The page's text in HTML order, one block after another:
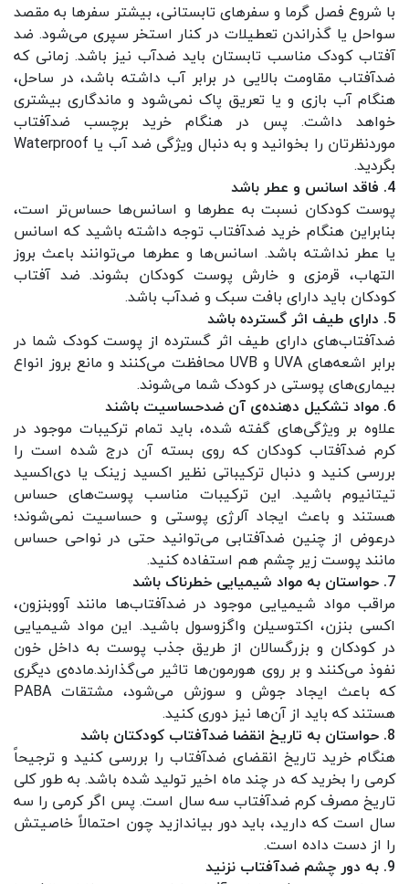
با شروع فصل گرما و سفرهای تابستانی، بیشتر سفرها به مقصد
سواحل یا گذراندن تعطیلات در کنار استخر سپری می‌شود. ضد
آفتاب کودک مناسب تابستان باید ضدآب نیز باشد. زمانی که
ضدآفتاب مقاومت بالایی در برابر آب داشته باشد، در ساحل،
هنگام آب بازی و یا تعریق پاک نمی‌شود و ماندگاری بیشتری
خواهد داشت. پس در هنگام خرید برچسب ضدآفتاب
موردنظرتان را بخوانید و به دنبال ویژگی ضد آب یا Waterproof
بگردید.
4. فاقد اسانس و عطر باشد
پوست کودکان نسبت به عطرها و اسانس‌ها حساس‌تر است،
بنابراین هنگام خرید ضدآفتاب توجه داشته باشید که اسانس
یا عطر نداشته باشد. اسانس‌ها و عطرها می‌توانند باعث بروز
التهاب، قرمزی و خارش پوست کودکان بشوند. ضد آفتاب
کودکان باید دارای بافت سبک و ضدآب باشد.
5. دارای طیف اثر گسترده باشد
ضدآفتاب‌های دارای طیف اثر گسترده از پوست کودک شما در
برابر اشعه‌های UVA و UVB محافظت می‌کنند و مانع بروز انواع
بیماری‌های پوستی در کودک شما می‌شوند.
6. مواد تشکیل دهنده‌ی آن ضدحساسیت باشند
علاوه بر ویژگی‌های گفته شده، باید تمام ترکیبات موجود در
کرم ضدآفتاب کودکان که روی بسته آن درج شده‌ است را
بررسی کنید و دنبال ترکیباتی نظیر اکسید زینک یا دی‌اکسید
تیتانیوم باشید. این ترکیبات مناسب پوست‌های حساس
هستند و باعث ایجاد آلرژی پوستی و حساسیت نمی‌شوند؛
درعوض از چنین ضدآفتابی می‌توانید حتی در نواحی حساس
مانند پوست زیر چشم هم استفاده کنید.
7. حواستان به مواد شیمیایی خطرناک باشد
مراقب مواد شیمیایی موجود در ضدآفتاب‌ها مانند آووبنزون،
اکسی بنزن، اکتوسیلن واگزوسول باشید. این مواد شیمیایی
در کودکان و بزرگسالان از طریق جذب پوست به داخل خون
نفوذ می‌کنند و بر روی هورمون‌ها تاثیر می‌گذارند.ماده‌ی دیگری
که باعث ایجاد جوش و سوزش می‌شود، مشتقات PABA
هستند که باید از آن‌ها نیز دوری کنید.
8. حواستان به تاریخ انقضا ضدآفتاب کودکتان باشد
هنگام خرید تاریخ انقضای ضدآفتاب را بررسی کنید و ترجیحاً
کرمی را بخرید که در چند ماه اخیر تولید شده باشد. به طور کلی
تاریخ مصرف کرم ضدآفتاب سه سال است. پس اگر کرمی را سه
سال است که دارید، باید دور بیاندازید چون احتمالاً خاصیتش
را از دست داده است.
9. به دور چشم ضدآفتاب نزنید